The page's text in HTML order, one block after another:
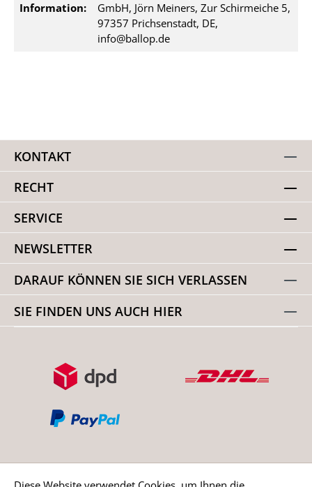
Information:
GmbH, Jörn Meiners, Zur Schirmeiche 5,
97357 Prichsenstadt, DE,
info@ballop.de
KONTAKT
RECHT
SERVICE
NEWSLETTER
DARAUF KÖNNEN SIE SICH VERLASSEN
SIE FINDEN UNS AUCH HIER